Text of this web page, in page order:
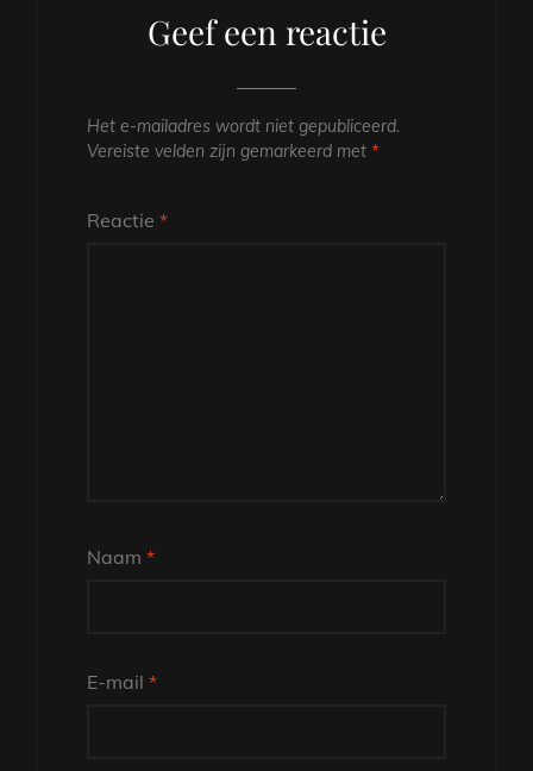
Geef een reactie
Het e-mailadres wordt niet gepubliceerd.
Vereiste velden zijn gemarkeerd met *
Reactie *
Naam *
E-mail *